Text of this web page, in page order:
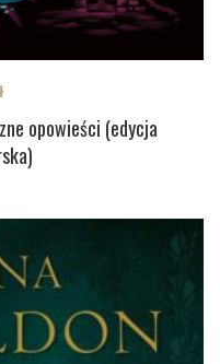
opowieści (edycja